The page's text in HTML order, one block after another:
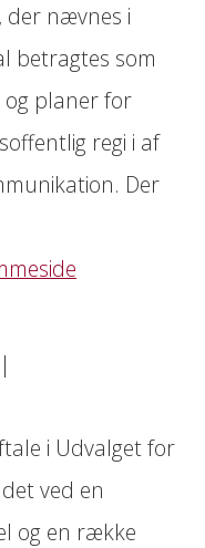
der nævnes i
betragtes som
planer for
regi i af
Der
i Udvalget for
ved en
og en række